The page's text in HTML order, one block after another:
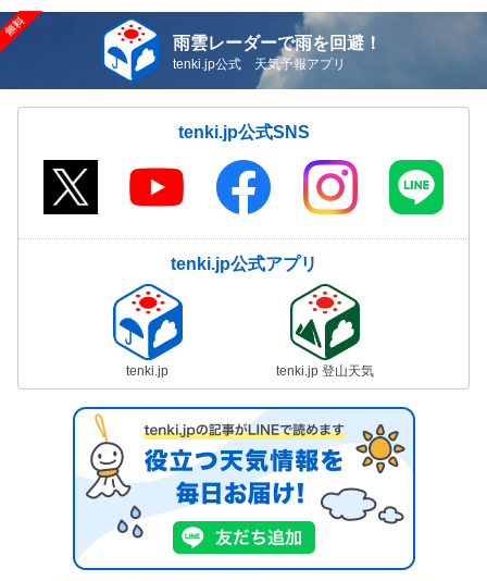
雨雲レーダーで雨を回避！
tenki.jp公式 天気予報アプリ
tenki.jp公式SNS
tenki.jp公式アプリ
tenki.jp tenki.jp 登山天気